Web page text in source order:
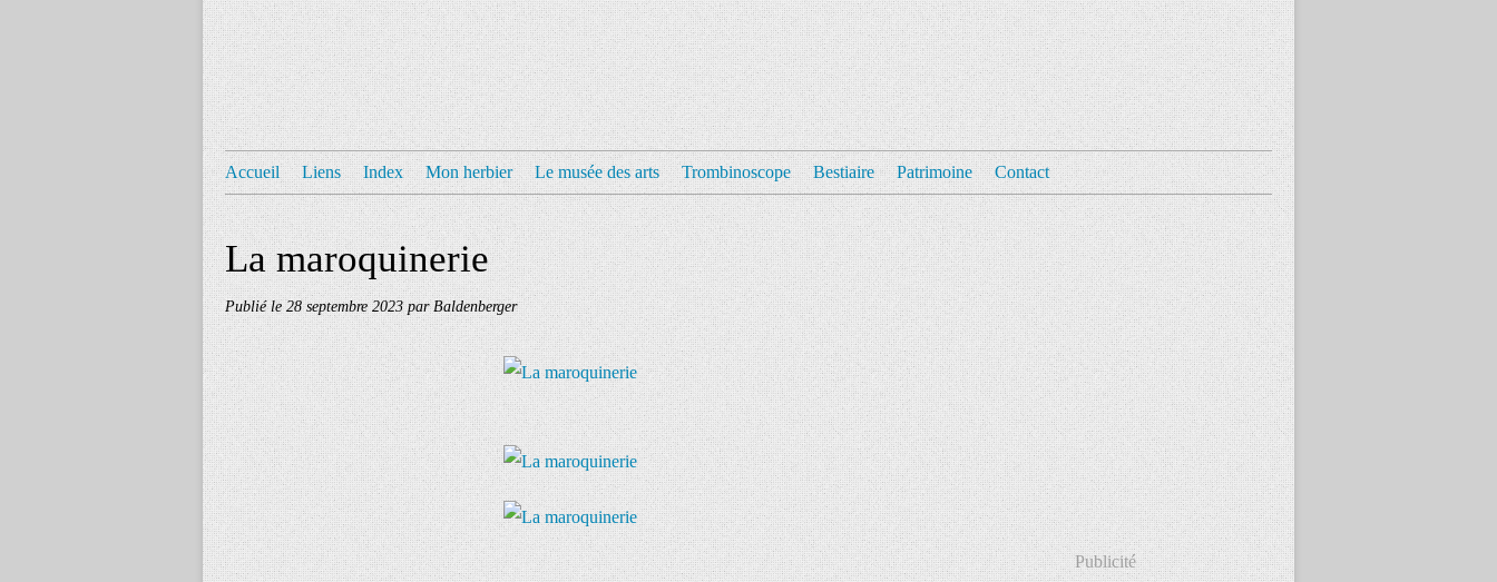
Accueil Liens Index Mon herbier Le musée des arts Trombinoscope Bestiaire Patrimoine Contact
La maroquinerie
Publié le28 septembre 2023par Baldenberger
Publicité